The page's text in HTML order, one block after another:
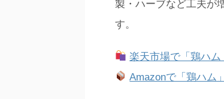
製・ハーブなど工夫が
す。
楽天市場で「鶏ハム
Amazonで「鶏ハム